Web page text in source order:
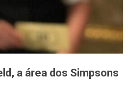
a área dos Simpsons